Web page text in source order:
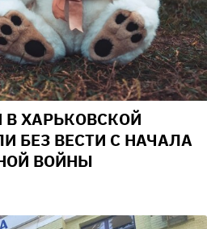
В ХАРЬКОВСКОЙ
БЕЗ ВЕСТИ С НАЧАЛА
ВОЙНЫ